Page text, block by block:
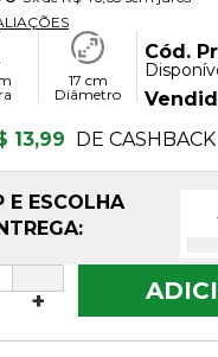
17 cm
Diâmetro
Cód.
13,99 DE CASHBACK
E ESCOLHA
+